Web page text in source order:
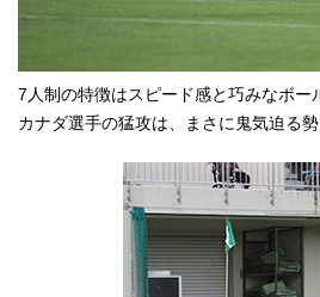
7人制の特徴はスピード感と巧みなボー
カナダ選手の猛攻は、まさに鬼気迫る勢